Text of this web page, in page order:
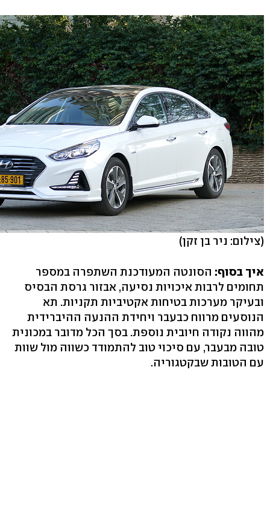
(צילום: ניר בן זקן)
איך בסוף: הסונטה המעודכנת השתפרה במספר
תחומים לרבות איכויות נסיעה, אבזור גרסת הבסיס
ובעיקר מערכות בטיחות אקטיביות תקניות. תא
הנוסעים מרווח כבעבר ויחידת ההנעה ההיברידית
מהווה נקודה חיובית נוספת. בסך הכל מדובר במכונית
טובה מבעבר, עם סיכוי טוב להתמודד כשווה מול שוות
עם הטובות שבקטגוריה.